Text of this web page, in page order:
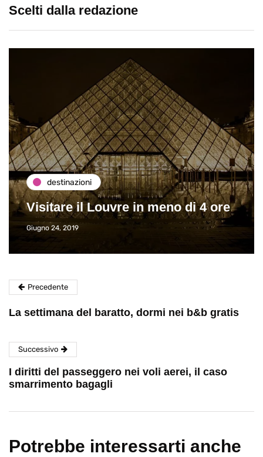
Scelti dalla redazione
destinazioni
Visitare il Louvre in meno di 4 ore
Giugno 24, 2019
Precedente
La settimana del baratto, dormi nei b&b gratis
Successivo
I diritti del passeggero nei voli aerei, il caso
smarrimento bagagli
Potrebbe interessarti anche